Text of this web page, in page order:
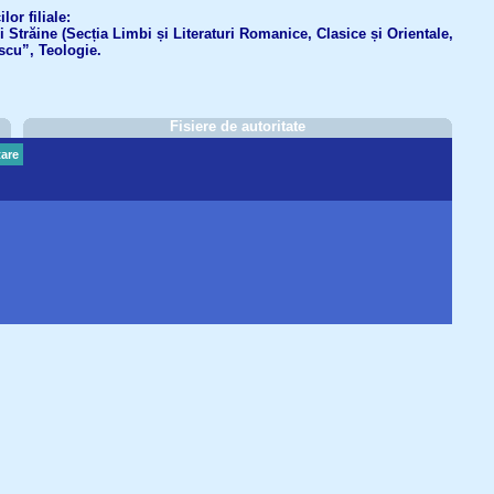
filiale:
(Secția Limbi și Literaturi Romanice, Clasice și Orientale,
Teologie.
Fisiere de autoritate